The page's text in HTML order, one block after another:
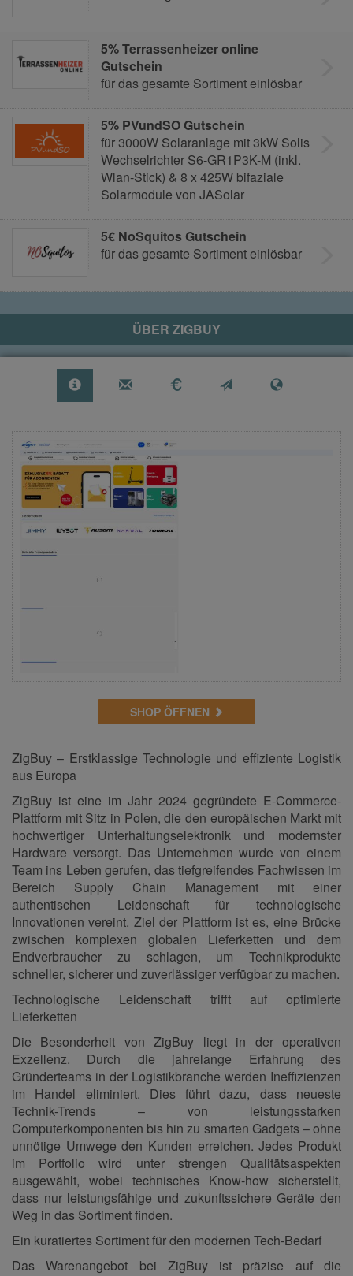
5% Terrassenheizer online
Gutschein
für das gesamte Sortiment einlösbar
5% PVundSO Gutschein
für 3000W Solaranlage mit 3kW Solis
Wechselrichter S6-GR1P3K-M (inkl.
Wlan-Stick) & 8 x 425W bifaziale
Solarmodule von JASolar
5€ NoSquitos Gutschein
für das gesamte Sortiment einlösbar
ÜBER ZIGBUY
SHOP ÖFFNEN
ZigBuy – Erstklassige Technologie und effiziente Logistik
aus Europa
ZigBuy ist eine im Jahr 2024 gegründete E-Commerce-
Plattform mit Sitz in Polen, die den europäischen Markt mit
hochwertiger Unterhaltungselektronik und modernster
Hardware versorgt. Das Unternehmen wurde von einem
Team ins Leben gerufen, das tiefgreifendes Fachwissen im
Bereich Supply Chain Management mit einer
authentischen Leidenschaft für technologische
Innovationen vereint. Ziel der Plattform ist es, eine Brücke
zwischen komplexen globalen Lieferketten und dem
Endverbraucher zu schlagen, um Technikprodukte
schneller, sicherer und zuverlässiger verfügbar zu machen.
Technologische Leidenschaft trifft auf optimierte
Lieferketten
Die Besonderheit von ZigBuy liegt in der operativen
Exzellenz. Durch die jahrelange Erfahrung des
Gründerteams in der Logistikbranche werden Ineffizienzen
im Handel eliminiert. Dies führt dazu, dass neueste
Technik-Trends – von leistungsstarken
Computerkomponenten bis hin zu smarten Gadgets – ohne
unnötige Umwege den Kunden erreichen. Jedes Produkt
im Portfolio wird unter strengen Qualitätsaspekten
ausgewählt, wobei technisches Know-how sicherstellt,
dass nur leistungsfähige und zukunftssichere Geräte den
Weg in das Sortiment finden.
Ein kuratiertes Sortiment für den modernen Tech-Bedarf
Das Warenangebot bei ZigBuy ist präzise auf die